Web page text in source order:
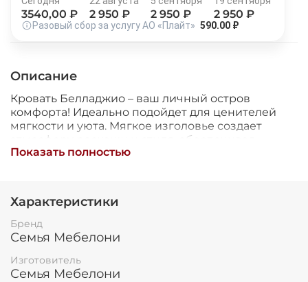
3540,00 ₽ 2 950 ₽ 2 950 ₽ 2 950 ₽
Разовый сбор за услугу АО «Плайт» 590.00 ₽
Описание
Кровать Белладжио – ваш личный остров
комфорта! Идеально подойдет для ценителей
мягкости и уюта. Мягкое изголовье создает
атмосферу роскоши и стиля, обеспечивая
дополнительный комфорт во время отдыха.
высота 1003 мм, глубина 2060 мм) обеспечивает
пространство даже для самых сладких снов!
Сделайте правильный выбор – выберите кровать
Белладжио и наслаждайтесь каждым
Показать полностью
Характеристики
Бренд
Семья Мебелони
Изготовитель
Семья Мебелони
plait.ru